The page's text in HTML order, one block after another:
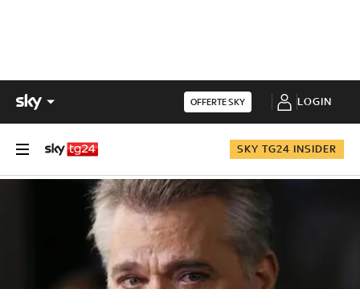
OFFERTE SKY LOGIN
SKY TG24 INSIDER